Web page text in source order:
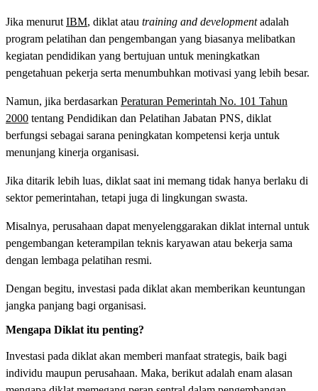
Jika menurut IBM, diklat atau training and developmentadalah
program pelatihan dan pengembangan yang biasanya melibatkan
kegiatan pendidikan yang bertujuan untuk meningkatkan
pengetahuan pekerja serta menumbuhkan motivasi yang lebih besar.
Namun, jika berdasarkan Peraturan Pemerintah No. 101 Tahun
2000 tentang Pendidikan dan Pelatihan Jabatan PNS, diklat
berfungsi sebagai sarana peningkatan kompetensi kerja untuk
menunjang kinerja organisasi.
Jika ditarik lebih luas, diklat saat ini memang tidak hanya berlaku di
sektor pemerintahan, tetapi juga di lingkungan swasta.
Misalnya, perusahaan dapat menyelenggarakan diklat internal untuk
pengembangan keterampilan teknis karyawan atau bekerja sama
dengan lembaga pelatihan resmi.
Dengan begitu, investasi pada diklat akan memberikan keuntungan
jangka panjang bagi organisasi.
Mengapa Diklat itu penting?
Investasi pada diklat akan memberi manfaat strategis, baik bagi
individu maupun perusahaan. Maka, berikut adalah enam alasan